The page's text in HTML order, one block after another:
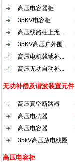
高压电容器柜
35KV电容柜
高压线路柱上无...
35KV高压户外围...
高压电机就地补...
高压无功自动补...
无功补偿及谐波装置元件
高压真空断路器
高压电抗器
高压电容器
35kV高压放电线圈
高压电容柜